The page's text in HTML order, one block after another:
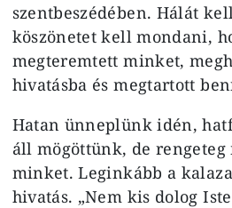
szentbeszédében. Hálát
köszönetet kell mondani,
megteremtett minket,
hivatásba és megtartott
Hatan ünneplünk idén,
áll mögöttünk, de rengeteg
minket. Leginkább a
hivatás. „Nem kis dolog